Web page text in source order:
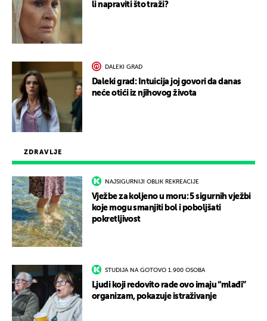
ZDRAVLJE
NAJSIGURNIJI OBLIK REKREACIJE
Vježbe za koljeno u moru: 5 sigurnih vježbi
koje mogu smanjiti bol i poboljšati
pokretljivost
STUDIJA NA GOTOVO 1.900 OSOBA
Ljudi koji redovito rade ovo imaju “mlađi”
organizam, pokazuje istraživanje
li napraviti što traži?
DALEKI GRAD
Daleki grad: Intuicija joj govori da danas
neće otići iz njihovog života